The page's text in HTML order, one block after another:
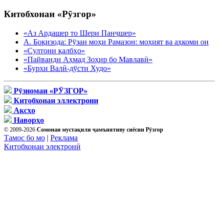
Китобхонаи «Рӯзгор»
«Аз Ардашер то Шери Панҷшер»
А. Боқизода: Рӯзаи моҳи Рамазон: моҳият ва аҳкоми он
«Султони қалбҳо»
«Пайванди Аҳмад Зоҳир бо Мавлавӣ»
«Бурхи Валӣ-дӯсти Худо»
Рӯзномаи «РӮЗГОР»
Китобхонаи эллектрони
Аксҳо
Наворҳо
© 2009-2026 Сомонаи мустақили ҷамъиятиву сиёсии Рӯзгор
Тамос бо мо | Реклама
Китобхонаи электронӣ